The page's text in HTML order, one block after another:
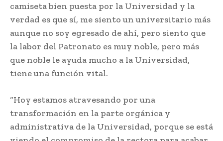
camiseta bien puesta por la Universidad y la
verdad es que sí, me siento un universitario más
aunque no soy egresado de ahí, pero siento que
la labor del Patronato es muy noble, pero más
que noble le ayuda mucho a la Universidad,
tiene una función vital.
“Hoy estamos atravesando por una
transformación en la parte orgánica y
administrativa de la Universidad, porque se está